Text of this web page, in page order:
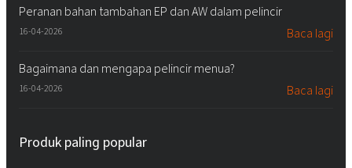
Peranan bahan tambahan EP dan AW dalam pelincir
16-04-2026 Baca lagi
Bagaimana dan mengapa pelincir menua?
16-04-2026 Baca lagi
Produk paling popular